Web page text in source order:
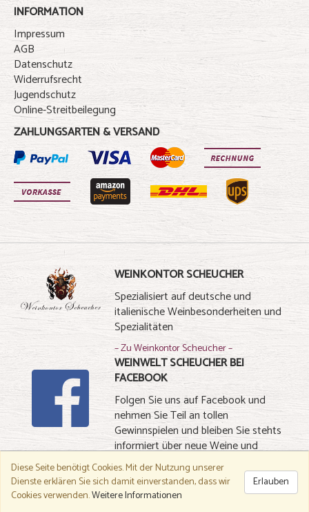
INFORMATION
Impressum
AGB
Datenschutz
Widerrufsrecht
Jugendschutz
Online-Streitbeilegung
ZAHLUNGSARTEN & VERSAND
WEINKONTOR SCHEUCHER
Spezialisiert auf deutsche und
italienische Weinbesonderheiten und
Spezialitäten
– Zu Weinkontor Scheucher –
WEINWELT SCHEUCHER BEI
FACEBOOK
Folgen Sie uns auf Facebook und
nehmen Sie Teil an tollen
Gewinnspielen und bleiben Sie stehts
informiert über neue Weine und
Spezialitäten
– Zu Facebook –
Diese Seite benötigt Cookies.Mit der Nutzung unserer
Dienste erklären Sie sich damit einverstanden, dass wir
Cookies verwenden.Weitere Informationen
Erlauben